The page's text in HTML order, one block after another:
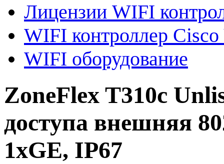
Лицензии WIFI
WIFI контроллер
WIFI оборудование
ZoneFlex T310c
доступа внешняя
1xGE, IP67